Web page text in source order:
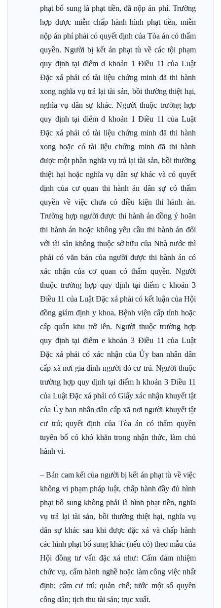
phạt bổ sung là phạt tiền, đã nộp án phí. Trường
hợp được miễn chấp hành hình phạt tiền, miễn
nộp án phí phải có quyết định của Tòa án có thẩm
quyền. Người bị kết án phạt tù về các tội phạm
quy định tại điểm d khoản 1 Điều 11 của Luật
Đặc xá phải có tài liệu chứng minh đã thi hành
xong nghĩa vụ trả lại tài sản, bồi thường thiệt hại,
nghĩa vụ dân sự khác. Người thuộc trường hợp
quy định tại điểm đ khoản 1 Điều 11 của Luật
Đặc xá phải có tài liệu chứng minh đã thi hành
xong hoặc có tài liệu chứng minh đã thi hành
được một phần nghĩa vụ trả lại tài sản, bồi thường
thiệt hại hoặc nghĩa vụ dân sự khác và có quyết
định của cơ quan thi hành án dân sự có thẩm
quyền về việc chưa có điều kiện thi hành án.
Trường hợp người được thi hành án đồng ý hoãn
thi hành án hoặc không yêu cầu thi hành án đối
với tài sản không thuộc sở hữu của Nhà nước thì
phải có văn bản của người được thi hành án có
xác nhận của cơ quan có thẩm quyền. Người
thuộc trường hợp quy định tại điểm c khoản 3
Điều 11 của Luật Đặc xá phải có kết luận của Hội
đồng giám định y khoa, Bệnh viện cấp tỉnh hoặc
cấp quân khu trở lên. Người thuộc trường hợp
quy định tại điểm e khoản 3 Điều 11 của Luật
Đặc xá phải có xác nhận của Ủy ban nhân dân
cấp xã nơi gia đình người đó cư trú. Người thuộc
trường hợp quy định tại điểm h khoản 3 Điều 11
của Luật Đặc xá phải có Giấy xác nhận khuyết tật
của Ủy ban nhân dân cấp xã nơi người khuyết tật
cư trú; quyết định của Tòa án có thẩm quyền
tuyên bố có khó khăn trong nhận thức, làm chủ
hành vi.
– Bản cam kết của người bị kết án phạt tù về việc
không vi phạm pháp luật, chấp hành đầy đủ hình
phạt bổ sung không phải là hình phạt tiền, nghĩa
vụ trả lại tài sản, bồi thường thiệt hại, nghĩa vụ
dân sự khác sau khi được đặc xá và chấp hành
các hình phạt bổ sung khác (nếu có) theo mẫu của
Hội đồng tư vấn đặc xá như: Cấm đảm nhiệm
chức vụ, cấm hành nghề hoặc làm công việc nhất
định; cấm cư trú; quản chế; tước một số quyền
công dân; tịch thu tài sản; trục xuất.